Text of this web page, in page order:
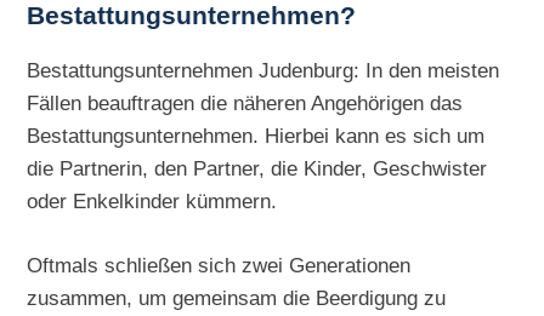
Bestattungsunternehmen?
Bestattungsunternehmen Judenburg: In den meisten
Fällen beauftragen die näheren Angehörigen das
Bestattungsunternehmen. Hierbei kann es sich um
die Partnerin, den Partner, die Kinder, Geschwister
oder Enkelkinder kümmern.
Oftmals schließen sich zwei Generationen
zusammen, um gemeinsam die Beerdigung zu